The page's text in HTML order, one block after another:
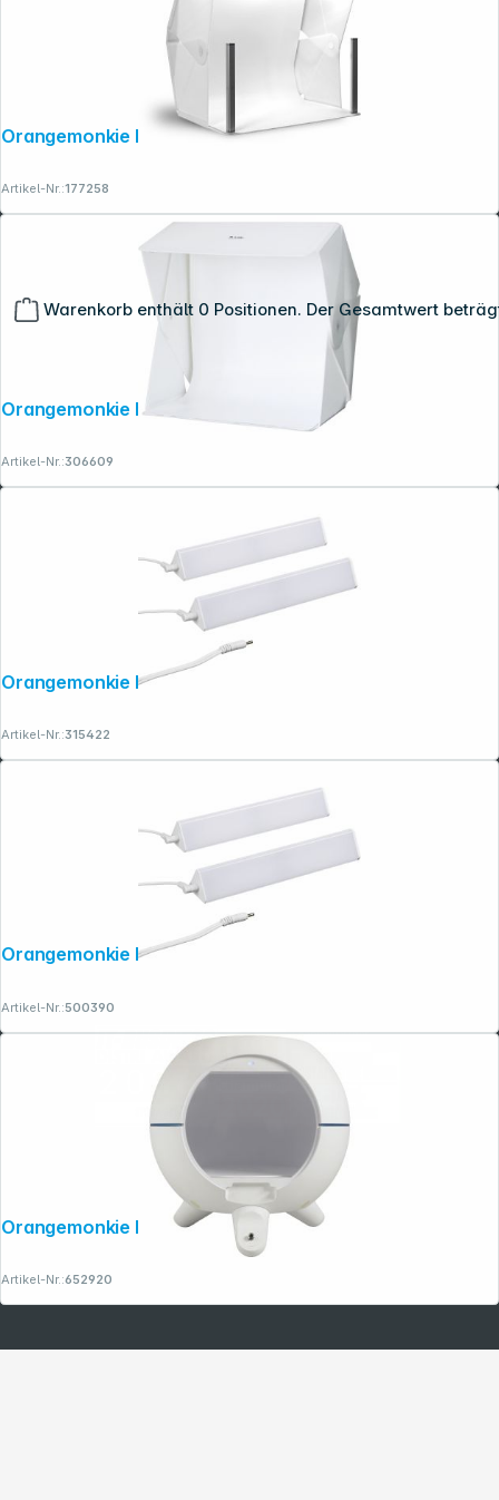
Warenkorb enthält 0 Positionen. Der Gesamtwert
Orangemonkie Foldio 4
Artikel-Nr.:177258
Orangemonkie Foldio 3
Artikel-Nr.:306609
Orangemonkie Foldio Halo Bar
Artikel-Nr.:315422
Orangemonkie Foldio Halo Bar Kit
Artikel-Nr.:500390
Orangemonkie Foldio 360 Smart Dome
Artikel-Nr.:652920
Copyright © 2001 - 2026 dexxIT. Alle Rechte vorbehalten.